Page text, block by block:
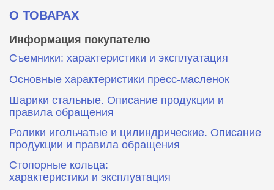
О ТОВАРАХ
Информация покупателю
Съемники: характеристики и эксплуатация
Основные характеристики пресс‑масленок
Шарики стальные. Описание продукции и
правила обращения
Ролики игольчатые и цилиндрические. Описание
продукции и правила обращения
Стопорные кольца:
характеристики и эксплуатация